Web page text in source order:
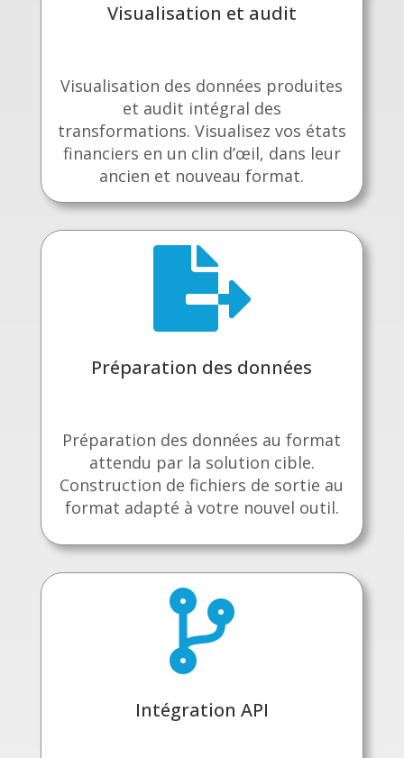
Visualisation et audit
Visualisation des données produites
et audit intégral des
transformations. Visualisez vos états
financiers en un clin d’œil, dans leur
ancien et nouveau format.

Préparation des données
Préparation des données au format
attendu par la solution cible.
Construction de fichiers de sortie au
format adapté à votre nouvel outil.

Intégration API